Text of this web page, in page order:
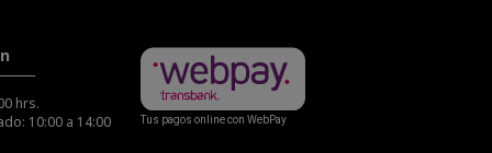
hrs.
10:00 a 14:00
Tus pagos online con WebPay